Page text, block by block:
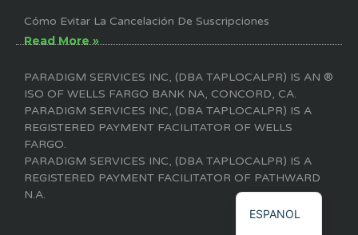
Cómo Evitar La Cancelación De Suscripciones
Read More »
PARADIGM SERVICES INC, (DBA TAPLOCALPR) IS AN ®
ISO OF WELLS FARGO BANK NA, CONCORD, CA.
PARADIGM SERVICES INC, (DBA TAPLOCALPR) IS A
REGISTERED PAYMENT FACILITATOR OF WELLS
FARGO.
PARADIGM SERVICES INC, (DBA TAPLOCALPR) IS A
REGISTERED PAYMENT FACILITATOR OF PATHWARD
N.A.
ESPANOL